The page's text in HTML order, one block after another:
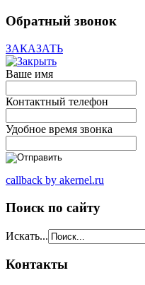
Обратный звонок
ЗАКАЗАТЬ
Ваше имя
Контактный телефон
Удобное время звонка
callback by akernel.ru
Поиск по сайту
Искать...
Контакты